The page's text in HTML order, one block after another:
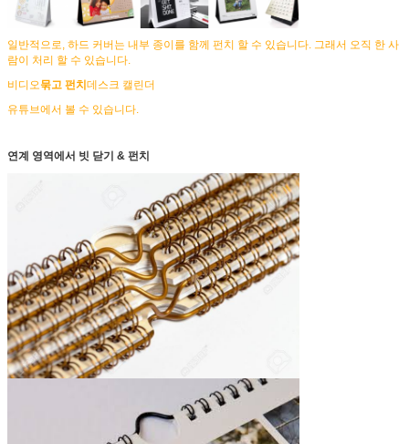
일반적으로, 하드 커버는 내부 종이를 함께 펀치 할 수 있습니다. 그래서 오직 한 사
람이 처리 할 수 있습니다.
비디오묶고 펀치 데스크 캘린더
유튜브에서 볼 수 있습니다.
연계 영역에서 빗 닫기 & 펀치